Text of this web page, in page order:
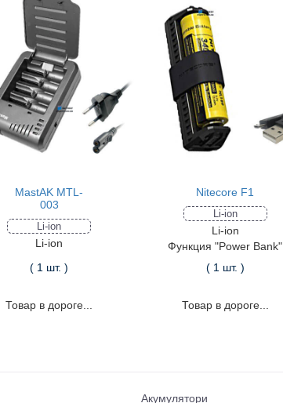
MastAK MTL-
003
Li-ion
Li-ion
( 1 шт. )
Товар в дороге...
Nitecore F1
Li-ion
Li-ion
Функция "Power Bank"
( 1 шт. )
Товар в дороге...
Акумулятори